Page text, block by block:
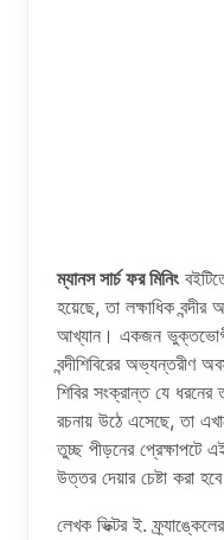
ম্যানস সার্চ ফর মিনিং
হয়েছে, তা লক্ষাধিক বন্দীর
আখ্যান। একজন
বন্দীশিবিরের অভ্যন্তরীণ
শিবির সংক্রান্ত যে
রচনায় উঠে এসেছে, তা
তুচ্ছ পীড়নের প্রেক্ষাপটে
উত্তর দেয়ার চেষ্টা করা
লেখক ভিক্টর ই.